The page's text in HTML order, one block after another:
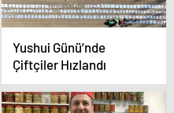
Yushui Günü’nde
Çiftçiler Hızlandı